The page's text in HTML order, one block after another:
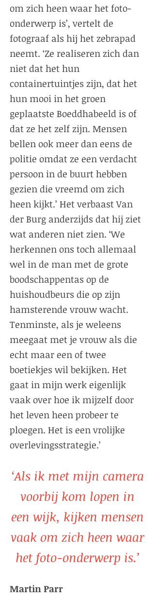
om zich heen waar het foto-
onderwerp is’, vertelt de
fotograaf als hij het zebrapad
neemt. ‘Ze realiseren zich dan
niet dat het hun
containertuintjes zijn, dat het
hun mooi in het groen
geplaatste Boeddhabeeld is of
dat ze het zelf zijn. Mensen
bellen ook meer dan eens de
politie omdat ze een verdacht
persoon in de buurt hebben
gezien die vreemd om zich
heen kijkt.’ Het verbaast Van
der Burg anderzijds dat hij ziet
wat anderen niet zien. ‘We
herkennen ons toch allemaal
wel in de man met de grote
boodschappentas op de
huishoudbeurs die op zijn
hamsterende vrouw wacht.
Tenminste, als je weleens
meegaat met je vrouw als die
echt maar een of twee
boetiekjes wil bekijken. Het
gaat in mijn werk eigenlijk
vaak over hoe ik mijzelf door
het leven heen probeer te
ploegen. Het is een vrolijke
overlevingsstrategie.’
‘Als ik met mijn camera
voorbij kom lopen in
een wijk, kijken mensen
vaak om zich heen waar
het foto-onderwerp is.’
Martin Parr